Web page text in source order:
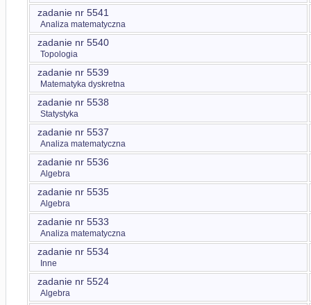
zadanie nr 5541
Analiza matematyczna
zadanie nr 5540
Topologia
zadanie nr 5539
Matematyka dyskretna
zadanie nr 5538
Statystyka
zadanie nr 5537
Analiza matematyczna
zadanie nr 5536
Algebra
zadanie nr 5535
Algebra
zadanie nr 5533
Analiza matematyczna
zadanie nr 5534
Inne
zadanie nr 5524
Algebra